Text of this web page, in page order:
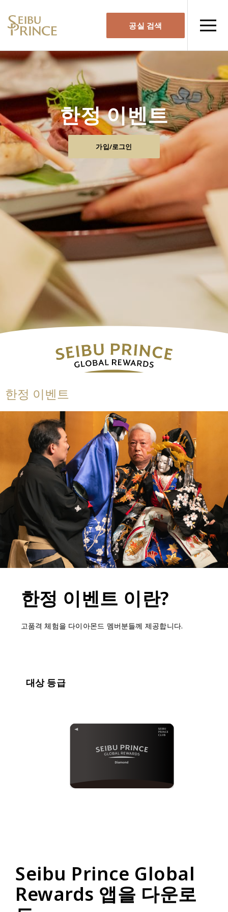
공실 검색
한정 이벤트
가입/로그인
한정 이벤트
한정 이벤트 이란?
고품격 체험을 다이아몬드 멤버분들께 제공합니다.
대상 등급
Seibu Prince Global
Rewards 앱을 다운로